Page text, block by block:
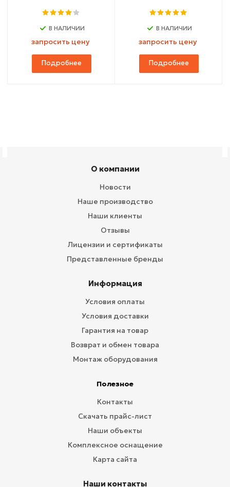
В НАЛИЧИИ
запросить цену
Подробнее
В НАЛИЧИИ
запросить цену
Подробнее
О компании
Новости
Наше производство
Наши клиенты
Отзывы
Лицензии и сертификаты
Представленные бренды
Информация
Условия оплаты
Условия доставки
Гарантия на товар
Возврат и обмен товара
Монтаж оборудования
Полезное
Контакты
Скачать прайс-лист
Наши объекты
Комплексное оснащение
Карта сайта
Наши контакты